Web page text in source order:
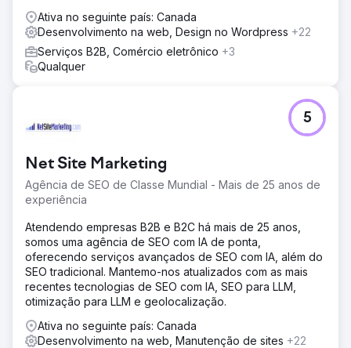
Ativa no seguinte país: Canada
Desenvolvimento na web, Design no Wordpress +22
Serviços B2B, Comércio eletrônico +3
Qualquer
Net Site Marketing
Agência de SEO de Classe Mundial - Mais de 25 anos de
experiência
5
Atendendo empresas B2B e B2C há mais de 25 anos,
somos uma agência de SEO com IA de ponta,
oferecendo serviços avançados de SEO com IA, além do
SEO tradicional. Mantemo-nos atualizados com as mais
recentes tecnologias de SEO com IA, SEO para LLM,
otimização para LLM e geolocalização.
Ativa no seguinte país: Canada
Desenvolvimento na web, Manutenção de sites +22